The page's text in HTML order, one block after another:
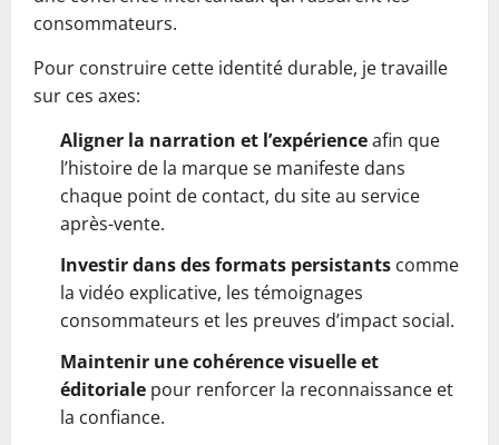
consommateurs.
Pour construire cette identité durable, je travaille
sur ces axes:
Aligner la narration et l’expérienceafin que
l’histoire de la marque se manifeste dans
chaque point de contact, du site au service
après-vente.
Investir dans des formats persistants comme
la vidéo explicative, les témoignages
consommateurs et les preuves d’impact social.
Maintenir une cohérence visuelle et
éditoriale pour renforcer la reconnaissance et
la confiance.